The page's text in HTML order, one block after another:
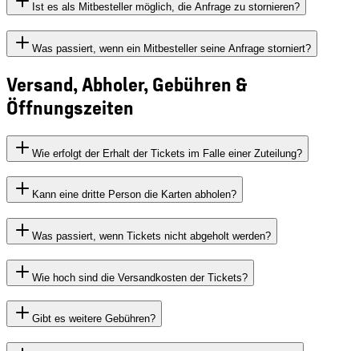
Ist es als Mitbesteller möglich, die Anfrage zu stornieren?
Was passiert, wenn ein Mitbesteller seine Anfrage storniert?
Versand, Abholer, Gebühren &
Öffnungszeiten
Wie erfolgt der Erhalt der Tickets im Falle einer Zuteilung?
Kann eine dritte Person die Karten abholen?
Was passiert, wenn Tickets nicht abgeholt werden?
Wie hoch sind die Versandkosten der Tickets?
Gibt es weitere Gebühren?